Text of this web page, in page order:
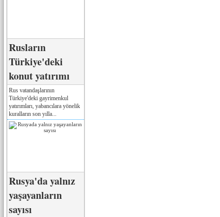
Rusların
Türkiye'deki
konut yatırımı
Rus vatandaşlarının
Türkiye'deki gayrimenkul
yatırımları, yabancılara yönelik
kuralların son yılla...
Rusya'da yalnız
yaşayanların
sayısı